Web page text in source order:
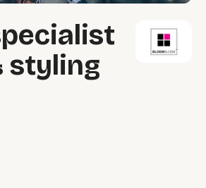
styling